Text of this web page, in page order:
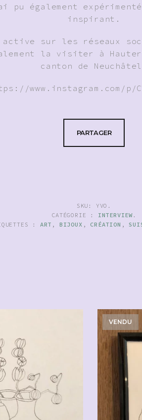
pu également
inspirant.
active sur les réseaux
la visiter à
canton de
www.instagram.com/p/
PARTAGER
SKU: YVO .
CATÉGORIE : INTERVIEW.
: ART , BIJOUX , CRÉATION ,
VENDU